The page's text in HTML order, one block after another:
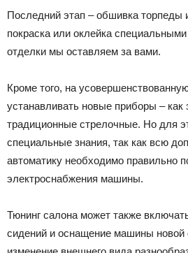
Последний этап – обшивка торпеды
покраска или оклейка
отделки мы оставляем за вами.
Кроме того, на
устанавливать новые приборы – как
традиционные стрелочные. Но для
специальные знания, так как всю
автоматику необходимо правильно
электроснабжения машины.
Тюнинг салона может также
сидений и оснащение машины новой